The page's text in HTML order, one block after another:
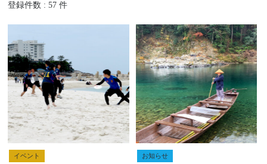
登録件数 : 57 件
イベント お知らせ